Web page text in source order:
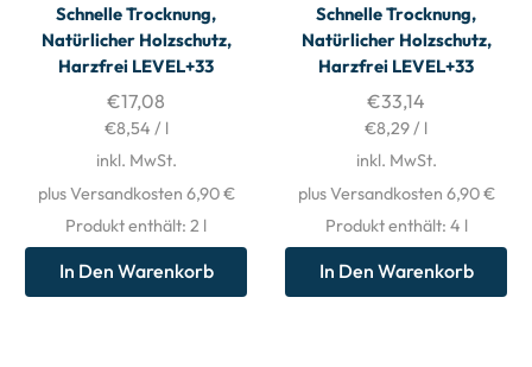
Schnelle Trocknung,
Natürlicher Holzschutz,
Harzfrei LEVEL+33
€17,08
€8,54 / l
inkl. MwSt.
plus Versandkosten 6,90 €
Produkt enthält: 2 l
In Den Warenkorb
Schnelle Trocknung,
Natürlicher Holzschutz,
Harzfrei LEVEL+33
€33,14
€8,29/ l
inkl. MwSt.
plus Versandkosten 6,90 €
Produkt enthält: 4 l
In Den Warenkorb